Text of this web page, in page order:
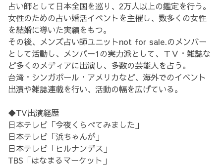
占い師として日本全国を巡り、2万人以上の鑑定を行う。
女性のための占い婚活イベントを主催し、数多くの女性
を結婚に導いた実績をもつ。
その後、メンズ占い師ユニットnot for sale.のメンバー
として活動し、メンバー1の実力派として、ＴＶ・雑誌な
ど多くのメディアに出演し、多数の芸能人を占う。
台湾・シンガポール・アメリカなど、海外でのイベント
出演や雑誌連載を行い、活動の幅を広げている。
◆TV出演経歴
日本テレビ「今夜くらべてみました」
日本テレビ「浜ちゃんが」
日本テレビ「ヒルナンデス」
TBS「はなまるマーケット」